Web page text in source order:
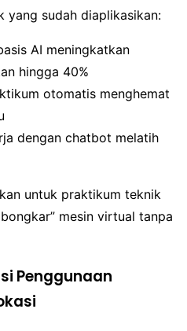
yang sudah diaplikasikan:
AI meningkatkan
hingga 40%
otomatis menghemat
dengan chatbot melatih
untuk praktikum teknik
mesin virtual tanpa
Penggunaan